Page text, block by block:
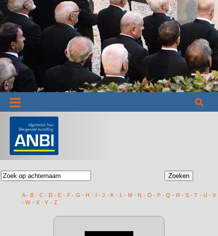
Informatie
A- B - C- D - E - F- G - H - - J - K - L- M - N - O - P -Q - R - S -T - U -V
-W- X -Y - Z